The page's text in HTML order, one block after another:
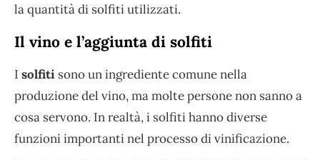
la quantità di solfiti utilizzati.
Il vino e l’aggiunta di solfiti
I solfiti sono un ingrediente comune nella
produzione del vino, ma molte persone non sanno a
cosa servono. In realtà, i solfiti hanno diverse
funzioni importanti nel processo di vinificazione.